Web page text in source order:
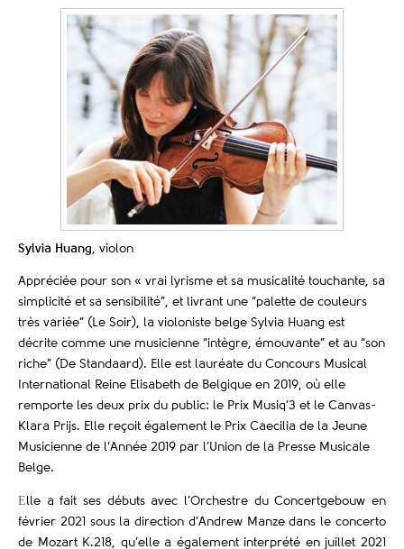
Sylvia Huang, violon
Appréciée pour son « vrai lyrisme et sa musicalité touchante, sa
simplicité et sa sensibilité”, et livrant une “palette de couleurs
très variée” (Le Soir), la violoniste belge Sylvia Huang est
décrite comme une musicienne “intègre, émouvante” et au “son
riche” (De Standaard). Elle est lauréate du Concours Musical
International Reine Elisabeth de Belgique en 2019, où elle
remporte les deux prix du public: le Prix Musiq’3 et le Canvas-
Klara Prijs. Elle reçoit également le Prix Caecilia de la Jeune
Musicienne de l’Année 2019 par l’Union de la Presse Musicale
Belge.
Elle a fait ses débuts avec l’Orchestre du Concertgebouw en
février 2021 sous la direction d’Andrew Manze dans le concerto
de Mozart K.218, qu’elle a également interprété en juillet 2021